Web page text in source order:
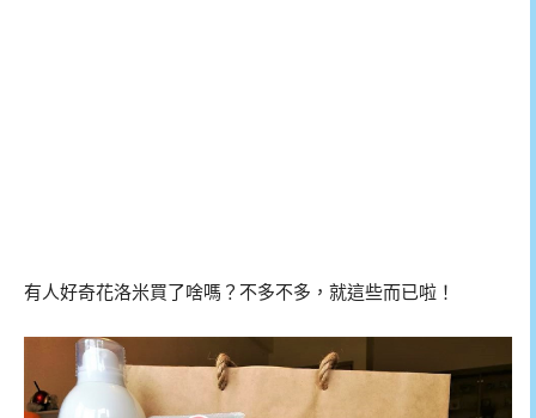
有人好奇花洛米買了啥嗎？不多不多，就這些而已啦！